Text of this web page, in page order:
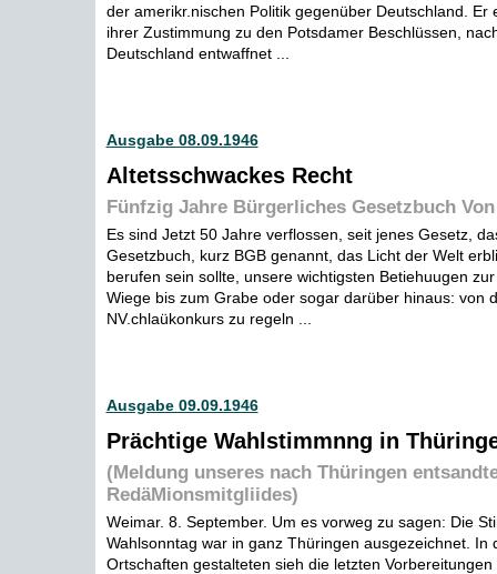
der amerikr.nischen Politik gegenüber Deutschland. Er
ihrer Zustimmung zu den Potsdamer Beschlüssen,
Deutschland entwaffnet ...
Ausgabe 08.09.1946
Altetsschwackes Recht
Fünfzig Jahre Bürgerliches Gesetzbuch
Es sind Jetzt 50 Jahre verflossen, seit jenes Gesetz,
Gesetzbuch, kurz BGB genannt, das Licht der Welt
berufen sein sollte, unsere wichtigsten Betiehuugen
Wiege bis zum Grabe oder sogar darüber hinaus: von
NV.chlaükonkurs zu regeln ...
Ausgabe 09.09.1946
Prächtige Wahlstimmnng in
(Meldung unseres nach Thüringen
RedäMionsmitgliides)
Weimar. 8. September. Um es vorweg zu sagen: Die
Wahlsonntag war in ganz Thüringen ausgezeichnet. In
Ortschaften gestalteten sieh die letzten Vorbereitungen